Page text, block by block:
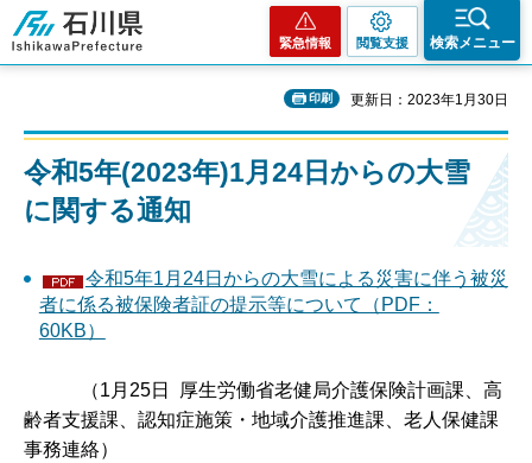
石川県
緊急情報 閲覧支援 検索メニュー
印刷 更新日：2023年1月30日
令和5年(2023年)1月24日からの大雪
に関する通知
令和5年1月24日からの大雪による災害に伴う被災
者に係る被保険者証の提示等について（PDF：
60KB）
（1月25日 厚生労働省老健局介護保険計画課、高
齢者支援課、認知症施策・地域介護推進課、老人保健課
事務連絡）